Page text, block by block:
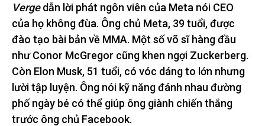
Vergedẫn lời phát ngôn viên của Meta nói CEO
của họ không đùa. Ông chủ Meta, 39 tuổi, được
đào tạo bài bản về MMA. Một số võ sĩ hàng đầu
như Conor McGregor cũng khen ngợi Zuckerberg.
Còn Elon Musk, 51 tuổi, có vóc dáng to lớn nhưng
lười tập luyện. Ông nói kỹ năng đánh nhau đường
phố ngày bé có thể giúp ông giành chiến thắng
trước ông chủ Facebook.